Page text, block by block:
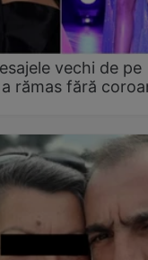
vechi de pe
rămas fără